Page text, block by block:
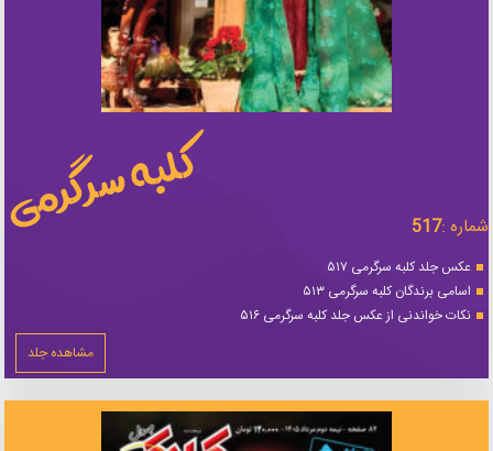
شماره :517
عکس جلد کلبه سرگرمی ۵۱۷
اسامی برندگان کلبه سرگرمی ۵۱۳
نکات خواندنی از عکس جلد کلبه سرگرمی ۵۱۶
مشاهده جلد